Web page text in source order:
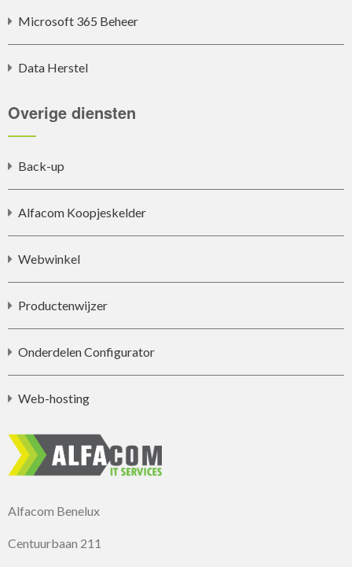
Microsoft 365 Beheer
Data Herstel
Overige diensten
Back-up
Alfacom Koopjeskelder
Webwinkel
Productenwijzer
Onderdelen Configurator
Web-hosting
Alfacom Benelux
Centuurbaan 211